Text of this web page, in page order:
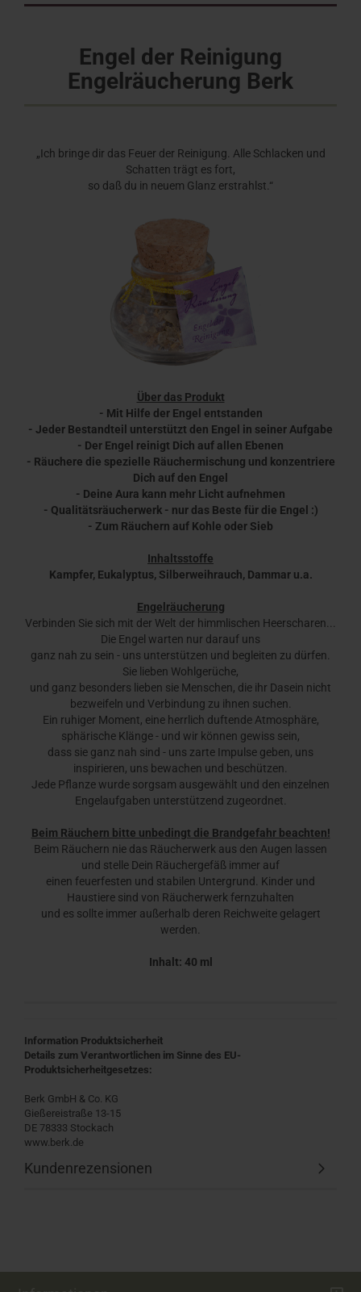
Engel der Reinigung
Engelräucherung Berk
„Ich bringe dir das Feuer der Reinigung. Alle Schlacken und
Schatten trägt es fort,
so daß du in neuem Glanz erstrahlst.“
Über das Produkt
- Mit Hilfe der Engel entstanden
- Jeder Bestandteil unterstützt den Engel in seiner Aufgabe
- Der Engel reinigt Dich auf allen Ebenen
- Räuchere die spezielle Räuchermischung und konzentriere
Dich auf den Engel
- Deine Aura kann mehr Licht aufnehmen
- Qualitätsräucherwerk - nur das Beste für die Engel :)
- Zum Räuchern auf Kohle oder Sieb
Inhaltsstoffe
Kampfer, Eukalyptus, Silberweihrauch, Dammar u.a.
Engelräucherung
Verbinden Sie sich mit der Welt der himmlischen Heerscharen...
Die Engel warten nur darauf uns
ganz nah zu sein - uns unterstützen und begleiten zu dürfen.
Sie lieben Wohlgerüche,
und ganz besonders lieben sie Menschen, die ihr Dasein nicht
bezweifeln und Verbindung zu ihnen suchen.
Ein ruhiger Moment, eine herrlich duftende Atmosphäre,
sphärische Klänge - und wir können gewiss sein,
dass sie ganz nah sind - uns zarte Impulse geben, uns
inspirieren, uns bewachen und beschützen.
Jede Pflanze wurde sorgsam ausgewählt und den einzelnen
Engelaufgaben unterstützend zugeordnet.
Beim Räuchern bitte unbedingt die Brandgefahr beachten!
Beim Räuchern nie das Räucherwerk aus den Augen lassen
und stelle Dein Räuchergefäß immer auf
einen feuerfesten und stabilen Untergrund. Kinder und
Haustiere sind von Räucherwerk fernzuhalten
und es sollte immer außerhalb deren Reichweite gelagert
werden.
Inhalt: 40 ml
Information Produktsicherheit
Details zum Verantwortlichen im Sinne des EU-
Produktsicherheitgesetzes:
Berk GmbH & Co. KG
Gießereistraße 13-15
DE 78333 Stockach
www.berk.de
Kundenrezensionen